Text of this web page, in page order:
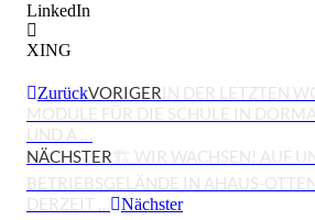
LinkedIn
XING
ZurückVORIGERIN DER LETZTEN
MODULE FÜR DIE SCHULE IN
UND A …
NÄCHSTER 🏗 WIR WACHSEN! AUF
BETRIEBSGELÄNDE IN AHAUS-
DERZEIT …
Nächster